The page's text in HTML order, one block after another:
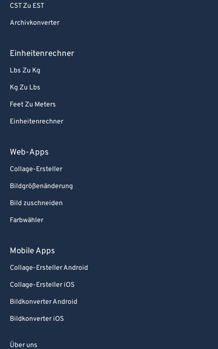
CST Zu EST
Archivkonverter
Einheitenrechner
Lbs Zu Kg
Kg Zu Lbs
Feet Zu Meters
Einheitenrechner
Web-Apps
Collage-Ersteller
Bildgrößenänderung
Bild zuschneiden
Farbwähler
Mobile Apps
Collage-Ersteller Android
Collage-Ersteller iOS
Bildkonverter Android
Bildkonverter iOS
Über uns